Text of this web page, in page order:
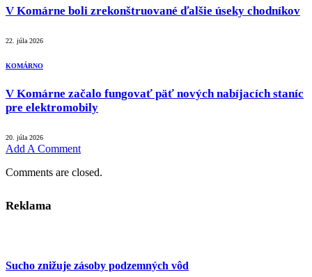
V Komárne boli zrekonštruované ďalšie úseky chodníkov
22. júla 2026
KOMÁRNO
V Komárne začalo fungovať päť nových nabíjacích staníc
pre elektromobily
20. júla 2026
Add A Comment
Comments are closed.
Reklama
Sucho znižuje zásoby podzemných vôd